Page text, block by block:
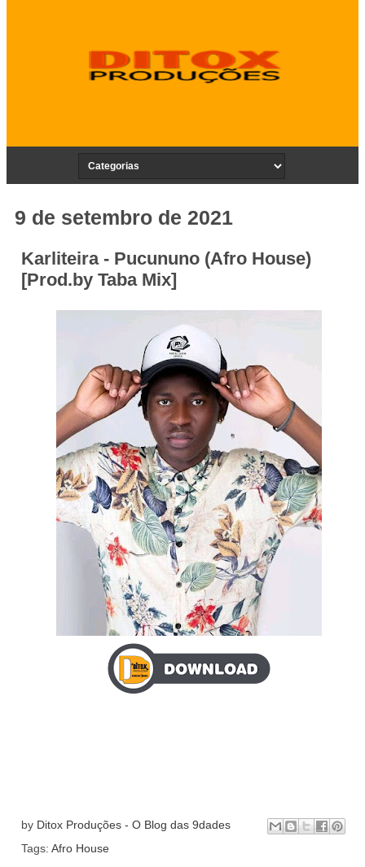
9 de setembro de 2021
Karliteira - Pucununo (Afro House)
[Prod.by Taba Mix]
by Ditox Produções - O Blog das 9dades
Tags: Afro House